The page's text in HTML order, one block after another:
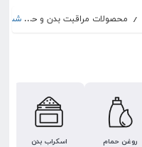
/ محصولات مراقبت بدن و حمام /
شست
روغن حمام اسکراب بدن